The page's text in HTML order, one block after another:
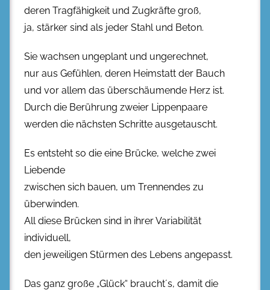
deren Tragfähigkeit und Zugkräfte groß,
ja, stärker sind als jeder Stahl und Beton.
Sie wachsen ungeplant und ungerechnet,
nur aus Gefühlen, deren Heimstatt der Bauch
und vor allem das überschäumende Herz ist.
Durch die Berührung zweier Lippenpaare
werden die nächsten Schritte ausgetauscht.
Es entsteht so die eine Brücke, welche zwei
Liebende
zwischen sich bauen, um Trennendes zu
überwinden.
All diese Brücken sind in ihrer Variabilität
individuell,
den jeweiligen Stürmen des Lebens angepasst.
Das ganz große „Glück“ braucht´s, damit die